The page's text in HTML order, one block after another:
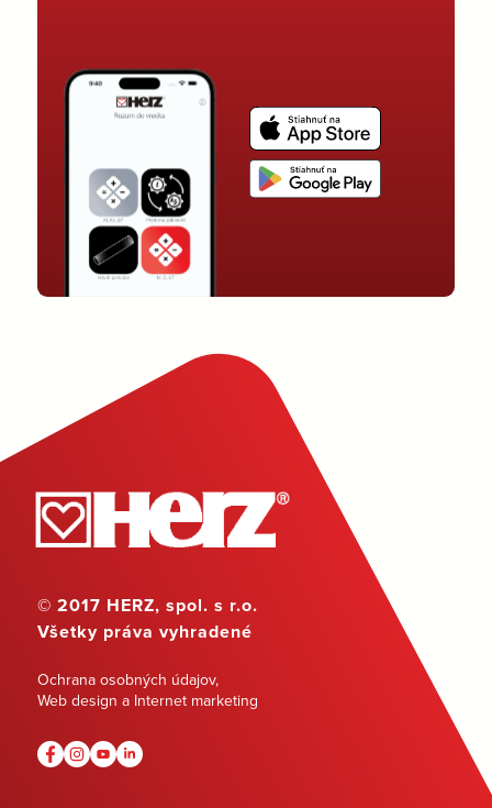
© 2017 HERZ, spol. s r.o.
Všetky práva vyhradené
Ochrana osobných údajov,
Web design a Internet marketing